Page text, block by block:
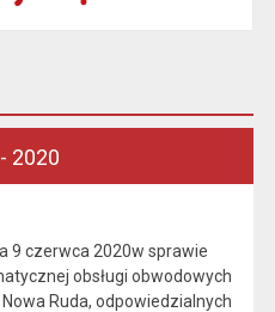
2020
9 czerwca 2020w sprawie
obsługi obwodowych
Ruda, odpowiedzialnych